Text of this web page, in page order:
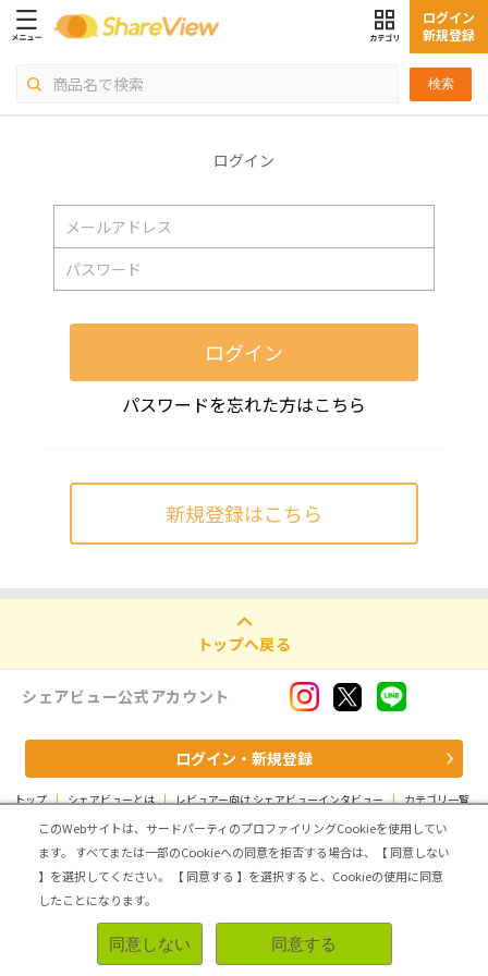
検索
ログイン
新規登録
ログイン
ログイン
パスワードを忘れた方はこちら
新規登録はこちら
トップへ戻る
シェアビュー公式アカウント
ログイン・新規登録
トップ | シェアビューとは | レビュアー向け シェアビューインタビュー | カテゴリ一覧
運営会社 | 個人情報の取扱いについて | 利用規約 サイトマップ
Copyright (C) ASMARQ Co.,Ltd. All Rights Reserved.
このWebサイトは、サードパーティのプロファイリングCookieを使用してい
ます。
すべてまたは一部のCookieへの同意を拒否する場合は、【 同意しない
】を選択してください。
【 同意する 】を選択すると、Cookieの使用に同意
したことになります。
同意しない 同意する